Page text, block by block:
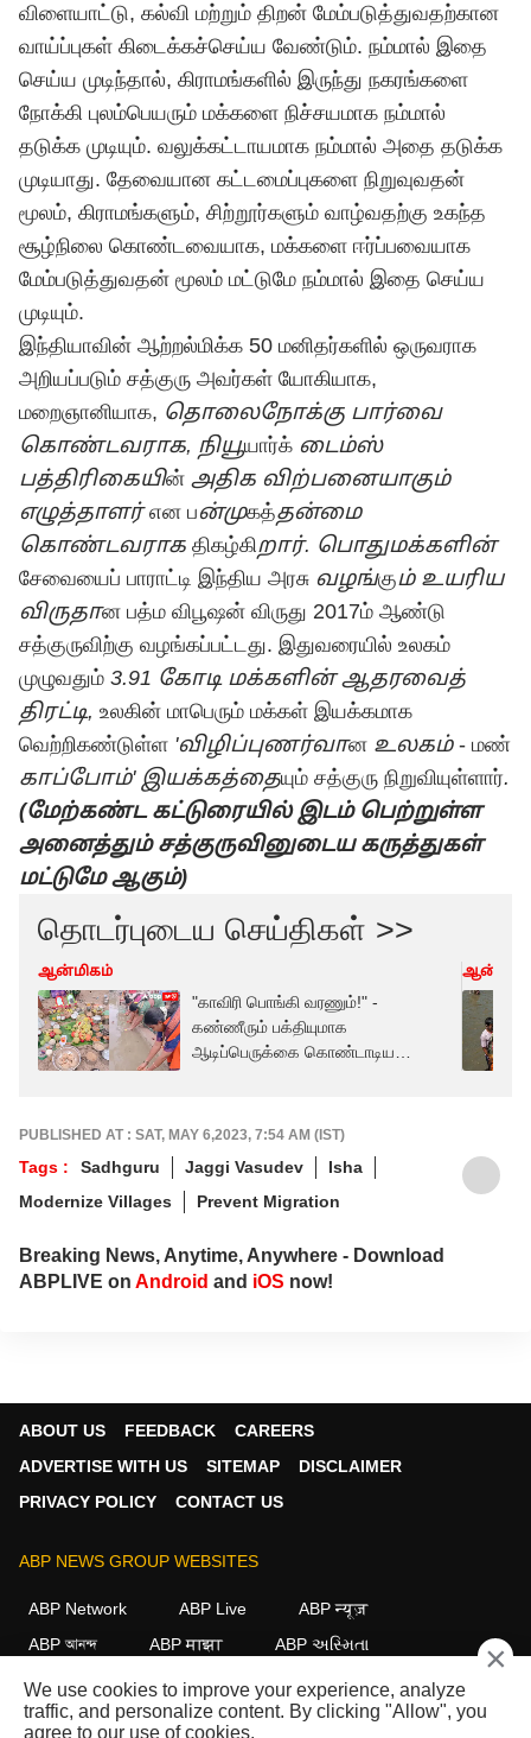
விளையாட்டு, கல்வி மற்றும் திறன் மேம்படுத்துவதற்கான
வாய்ப்புகள் கிடைக்கச்செய்ய வேண்டும். நம்மால் இதை
செய்ய முடிந்தால், கிராமங்களில் இருந்து நகரங்களை
நோக்கி புலம்பெயரும் மக்களை நிச்சயமாக நம்மால்
தடுக்க முடியும். வலுக்கட்டாயமாக நம்மால் அதை தடுக்க
முடியாது. தேவையான கட்டமைப்புகளை நிறுவுவதன்
மூலம், கிராமங்களும், சிற்றூர்களும் வாழ்வதற்கு உகந்த
சூழ்நிலை கொண்டவையாக, மக்களை ஈர்ப்பவையாக
மேம்படுத்துவதன் மூலம் மட்டுமே நம்மால் இதை செய்ய
முடியும்.
இந்தியாவின் ஆற்றல்மிக்க 50 மனிதர்களில் ஒருவராக
அறியப்படும் சத்குரு அவர்கள் யோகியாக,
மறைஞானியாக, தொலைநோக்கு பார்வை
கொண்டவராக, நியூயார்க் டைம்ஸ்
பத்திரிகையின் அதிக விற்பனையாகும்
எழுத்தாளர்என பன்முகத்தன்மை
கொண்டவராக திகழ்கிறார். பொதுமக்களின்
சேவையைப் பாராட்டி இந்திய அரசு வழங்கும்உயரிய
விருதான பத்ம விபூஷன் விருது 2017ம் ஆண்டு
சத்குருவிற்கு வழங்கப்பட்டது. இதுவரையில் உலகம்
முழுவதும் 3.91 கோடிமக்களின் ஆதரவைத்
திரட்டி, உலகின் மாபெரும் மக்கள் இயக்கமாக
வெற்றிகண்டுள்ள 'விழிப்புணர்வான உலகம்- மண்
காப்போம்' இயக்கத்தையும் சத்குரு நிறுவியுள்ளார்.
(மேற்கண்ட கட்டுரையில் இடம் பெற்றுள்ள
அனைத்தும் சத்குருவினுடைய கருத்துகள்
மட்டுமே ஆகும்)
தொடர்புடைய செய்திகள் >>
ஆன்மிகம்
"காவிரி பொங்கி வரணும்!" -
கண்ணீரும் பக்தியுமாக
ஆடிப்பெருக்கை கொண்டாடிய
PUBLISHED AT : SAT, MAY 6,2023, 7:54 AM (IST)
Tags : Sadhguru Jaggi Vasudev
Isha
Modernize Villages
Prevent Migration
Breaking News, Anytime, Anywhere - Download
ABPLIVE on Android and iOS now!
ABOUT US FEEDBACK
CAREERS
ADVERTISE WITH US
SITEMAP
DISCLAIMER
PRIVACY POLICY
CONTACT US
ABP NEWS GROUP WEBSITES
ABP Network ABP Live
ABP न्यूज़
ABP আনন্দ
ABP माझा
ABP અસ્મિતા
ABP Ganga
ABP ਸਾਂਝਾ ABP நாடு ABP దేశం
FOLLOW US
×
We use cookies to improve your experience, analyze
traffic, and personalize content. By clicking "Allow", you
agree to our use of cookies.